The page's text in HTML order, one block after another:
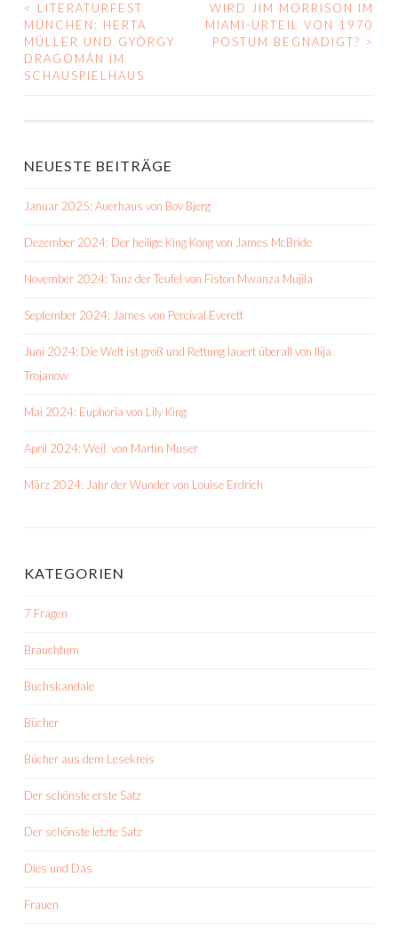
BEITRAGS-
NAVIGATION
<
LITERATURFEST
MÜNCHEN: HERTA
MÜLLER UND GYÖRGY
DRAGOMÁN IM
SCHAUSPIELHAUS
WIRD JIM MORRISON IM
MIAMI-URTEIL VON 1970
POSTUM BEGNADIGT? >
NEUESTE BEITRÄGE
Januar 2025: Auerhaus von Bov Bjerg
Dezember 2024: Der heilige King Kong von James McBride
November 2024: Tanz der Teufel von Fiston Mwanza Mujila
September 2024: James von Percival Everett
Juni 2024: Die Welt ist groß und Rettung lauert überall von Ilija
Trojanow
Mai 2024: Euphoria von Lily King
April 2024: Weil. von Martin Muser
März 2024: Jahr der Wunder von Louise Erdrich
KATEGORIEN
7 Fragen
Brauchtum
Buchskandale
Bücher
Bücher aus dem Lesekreis
Der schönste erste Satz
Der schönste letzte Satz
Dies und Das
Frauen